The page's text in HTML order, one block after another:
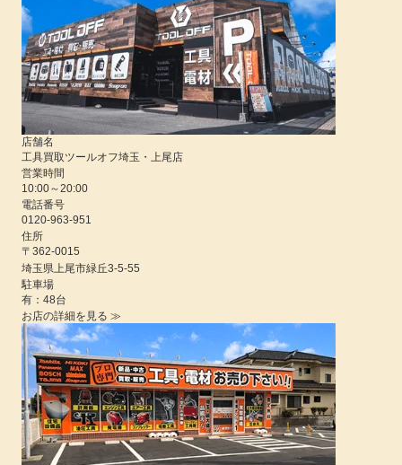
店舗名
工具買取ツールオフ埼玉・上尾店
営業時間
10:00～20:00
電話番号
0120-963-951
住所
〒362-0015
埼玉県上尾市緑丘3-5-55
駐車場
有：48台
お店の詳細を見る ≫